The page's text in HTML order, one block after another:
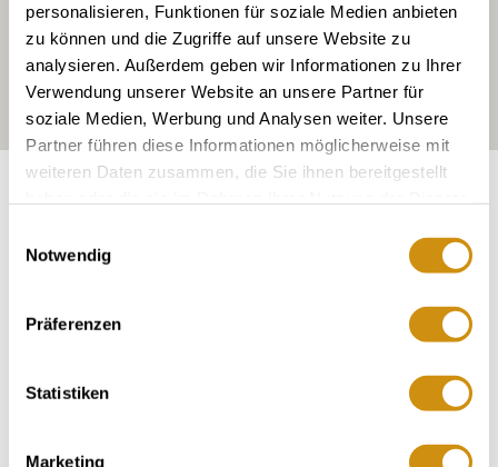
personalisieren, Funktionen für soziale Medien anbieten
zu können und die Zugriffe auf unsere Website zu
analysieren. Außerdem geben wir Informationen zu Ihrer
Verwendung unserer Website an unsere Partner für
soziale Medien, Werbung und Analysen weiter. Unsere
Partner führen diese Informationen möglicherweise mit
weiteren Daten zusammen, die Sie ihnen bereitgestellt
Notwendig
Präferenzen
Statistiken
Marketing
Exposure:south